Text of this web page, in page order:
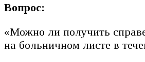
Вопрос:
«Можно ли получить
на больничном листе в